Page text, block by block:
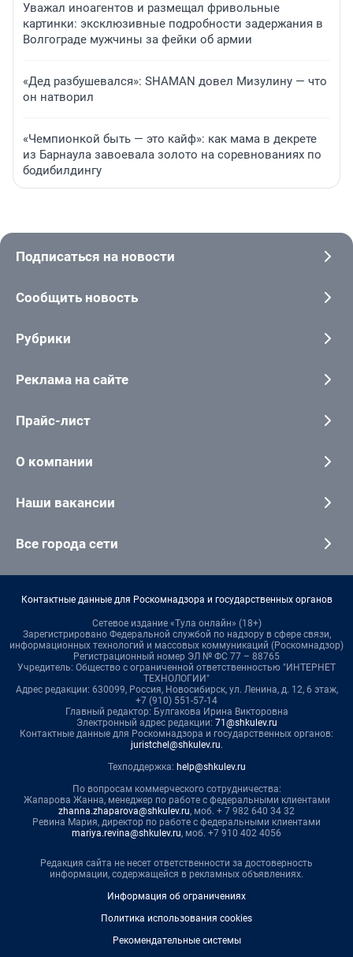
Уважал иноагентов и размещал фривольные
картинки: эксклюзивные подробности задержания в
Волгограде мужчины за фейки об армии
«Дед разбушевался»: SHAMAN довел Мизулину — что
он натворил
«Чемпионкой быть — это кайф»: как мама в декрете
из Барнаула завоевала золото на соревнованиях по
бодибилдингу
Подписаться на новости
Сообщить новость
Рубрики
Реклама на сайте
Прайс-лист
О компании
Наши вакансии
Все города сети
Контактные данные для Роскомнадзора и государственных органов
Сетевое издание «Тула онлайн» (18+)
Зарегистрировано Федеральной службой по надзору в сфере связи,
информационных технологий и массовых коммуникаций (Роскомнадзор)
Регистрационный номер ЭЛ № ФС 77 – 88765
Учредитель: Общество с ограниченной ответственностью "ИНТЕРНЕТ
ТЕХНОЛОГИИ"
Адрес редакции: 630099, Россия, Новосибирск, ул. Ленина, д. 12, 6 этаж,
+7 (910) 551-57-14
Главный редактор: Булгакова Ирина Викторовна
Электронный адрес редакции: 71@shkulev.ru
Контактные данные для Роскомнадзора и государственных органов:
juristchel@shkulev.ru.
Техподдержка: help@shkulev.ru
По вопросам коммерческого сотрудничества:
Жапарова Жанна, менеджер по работе с федеральными клиентами
zhanna.zhaparova@shkulev.ru, моб. + 7 982 640 34 32
Ревина Мария, директор по работе с федеральными клиентами
mariya.revina@shkulev.ru, моб. +7 910 402 4056
Редакция сайта не несет ответственности за достоверность
информации, содержащейся в рекламных объявлениях.
Информация об ограничениях
Политика использования cookies
Рекомендательные системы